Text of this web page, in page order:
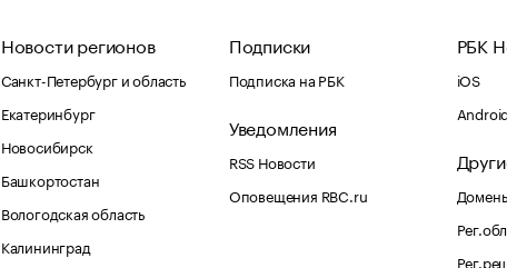
Новости регионов
Санкт-Петербург и область
Екатеринбург
Новосибирск
Башкортостан
Вологодская область
Калининград
Подписки
Подписка на РБК
Уведомления
RSS Новости
Оповещения RBC.ru
РБК
iOS